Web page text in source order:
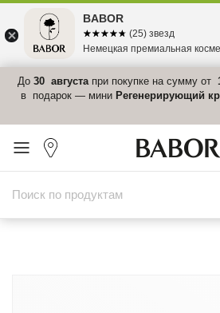
До 30 августапри покупке на сумму от
в подарок — мини Регенерирующий
BABOR
☆☆☆☆☆
★★★★★ (25) звезд
Немецкая премиальная